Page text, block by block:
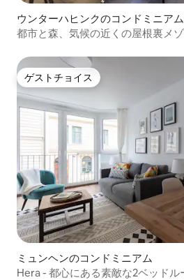
ウンターハヒンクのコンドミニアム
都市と森、気候の近くの屋根裏メ
ゲストチョイス
ゲストチョイス
ミュンヘンのコンドミニアム
Hera - 都心にある素敵な2ベッドル